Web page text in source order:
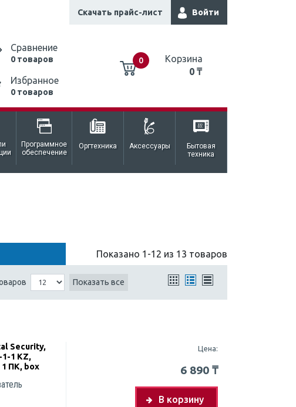
Скачать прайс-лист Войти
Сравнение
0 товаров
Избранное
0 товаров
0
Корзина
0 ₸
0 ₸
Программное
обеспечение
Оргтехника Аксессуары
Бытовая
техника
Показано 1-12 из 13 товаров
Показать все
Security,
1-1 KZ,
1 ПК, box
Цена:
6 890₸
В корзину